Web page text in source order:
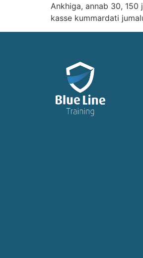
Ankhiga, annab 30, 150
kasse kummardati